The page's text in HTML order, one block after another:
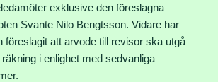
exklusive den föreslagna
Svante Nilo Bengtsson. Vidare har
föreslagit att arvode till revisor ska utgå
i enlighet med sedvanliga